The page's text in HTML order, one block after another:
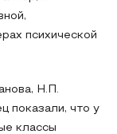
психической
Н.П.
показали, что у
классы